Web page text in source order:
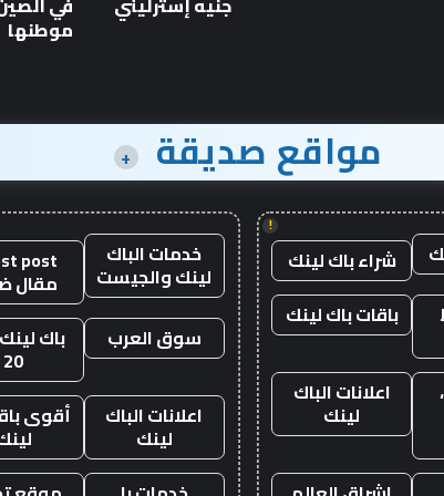
موطنها
مواقع صديقة +
!
شراء باك لينك
باقات باك لينك
اعلانات الباك
لينك
خدمات الباك
لينك والجيست post
مقال
سوق العرب
باك
20
اعلانات الباك
لينك
أقوى